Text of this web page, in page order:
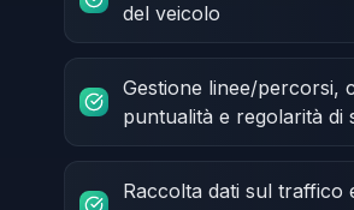
del veicolo
Gestione linee/percorsi,
puntualità e regolarità di
Raccolta dati sul traffico